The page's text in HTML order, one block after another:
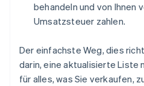
behandeln und von Ihnen
Umsatzsteuer zahlen.
Der einfachste Weg, dies
darin, eine aktualisierte Liste
für alles, was Sie verkaufen,